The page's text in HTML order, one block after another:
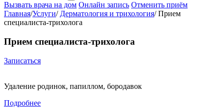
Вызвать врача на дом Онлайн запись Отменить приём
Главная/Услуги/ Дерматология и трихология/ Прием
специалиста-трихолога
Прием специалиста-трихолога
Записаться
Удаление родинок, папиллом, бородавок
Подробнее